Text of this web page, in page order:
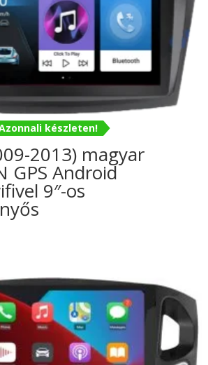
készleten!
2013) magyar
GPS Android
9″-os